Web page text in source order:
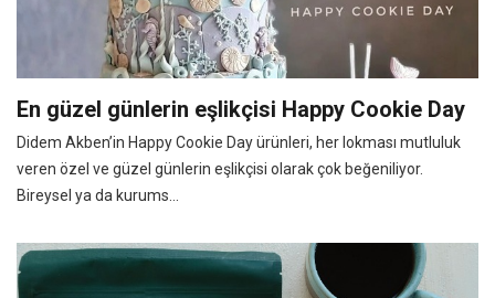
En güzel günlerin eşlikçisi Happy Cookie Day
Didem Akben’in Happy Cookie Day ürünleri, her lokması mutluluk
veren özel ve güzel günlerin eşlikçisi olarak çok beğeniliyor.
Bireysel ya da kurums...